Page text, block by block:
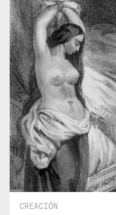
CREACIÓN